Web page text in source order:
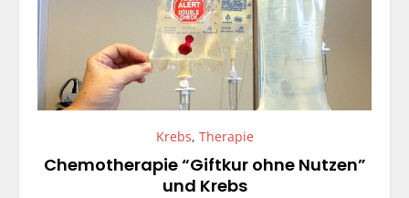
Krebs, Therapie
Chemotherapie “Giftkur ohne Nutzen”
und Krebs